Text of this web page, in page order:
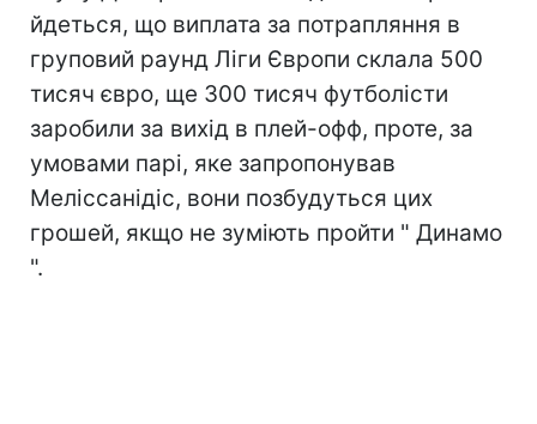
йдеться, що виплата за потрапляння в
груповий раунд Ліги Європи склала 500
тисяч євро, ще 300 тисяч футболісти
заробили за вихід в плей-офф, проте, за
умовами парі, яке запропонував
Меліссанідіс, вони позбудуться цих
грошей, якщо не зуміють пройти " Динамо
".